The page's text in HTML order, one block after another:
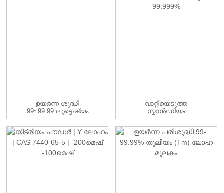
ഉയർന്ന ശുദ്ധി
99~99.99 ലുട്ടെഷ്യം
(ലു) ലോഹ മൂലകം
വാറ്റിയെടുത്ത
സ്കാൻഡിയം
ലോഹങ്ങൾ | Sc
ലോഹ മൂലകം | ...